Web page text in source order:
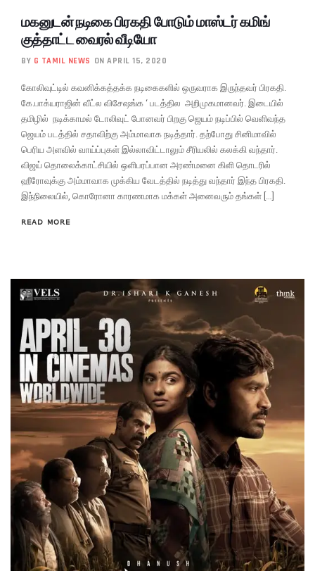
மகனுடன் நடிகை பிரகதி போடும் மாஸ்டர் கமிங்
குத்தாட்ட வைரல் வீடியோ
BY G TAMIL NEWS ON APRIL 15, 2020
கோலிவுட்டில் கவனிக்கத்தக்க நடிகைகளில் ஒருவராக இருந்தவர் பிரகதி.
கே.பாக்யராஜின் வீட்ல விசேஷங்க ‘ படத்தில அறிமுகமானவர். இடையில்
தமிழில் நடிக்காமல் டோலிவுட் போனவர் பிறகு ஜெயம் நடிப்பில் வெளிவந்த
ஜெயம் படத்தில் சதாவிற்கு அம்மாவாக நடித்தார். தற்போது சினிமாவில்
பெரிய அளவில் வாய்ப்புகள் இல்லாவிட்டாலும் சீரியலில் கலக்கி வந்தார்.
விஜய் தொலைக்காட்சியில் ஒளிபரப்பான அரண்மனை கிளி தொடரில்
ஹீரோவுக்கு அம்மாவாக முக்கிய வேடத்தில் நடித்து வந்தார் இந்த பிரகதி.
இந்நிலையில், கொரோனா காரணமாக மக்கள் அனைவரும் தங்கள் […]
READ MORE